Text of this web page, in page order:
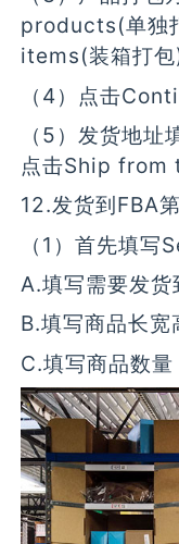
products(单独
items(装箱打包
（4）点击
（5）发货地址
点击Ship from
12.发货到FBA
（1）首先填
A.填写需要发货
B.填写商品长
C.填写商品数